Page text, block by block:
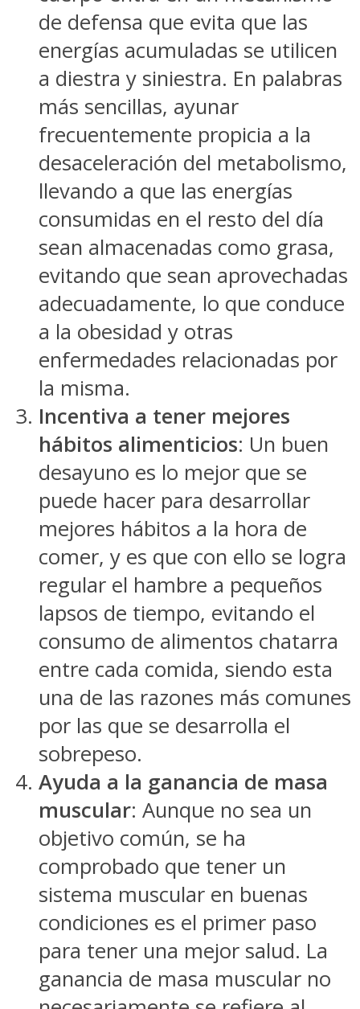
de defensa que evita que las
energías acumuladas se utilicen
a diestra y siniestra. En palabras
más sencillas, ayunar
frecuentemente propicia a la
desaceleración del metabolismo,
llevando a que las energías
consumidas en el resto del día
sean almacenadas como grasa,
evitando que sean aprovechadas
adecuadamente, lo que conduce
a la obesidad y otras
enfermedades relacionadas por
la misma.
Incentiva a tener mejores
hábitos alimenticios: Un buen
desayuno es lo mejor que se
puede hacer para desarrollar
mejores hábitos a la hora de
comer, y es que con ello se logra
regular el hambre a pequeños
lapsos de tiempo, evitando el
consumo de alimentos chatarra
entre cada comida, siendo esta
una de las razones más comunes
por las que se desarrolla el
sobrepeso.
Ayuda a la ganancia de masa
muscular: Aunque no sea un
objetivo común, se ha
comprobado que tener un
sistema muscular en buenas
condiciones es el primer paso
para tener una mejor salud. La
ganancia de masa muscular no